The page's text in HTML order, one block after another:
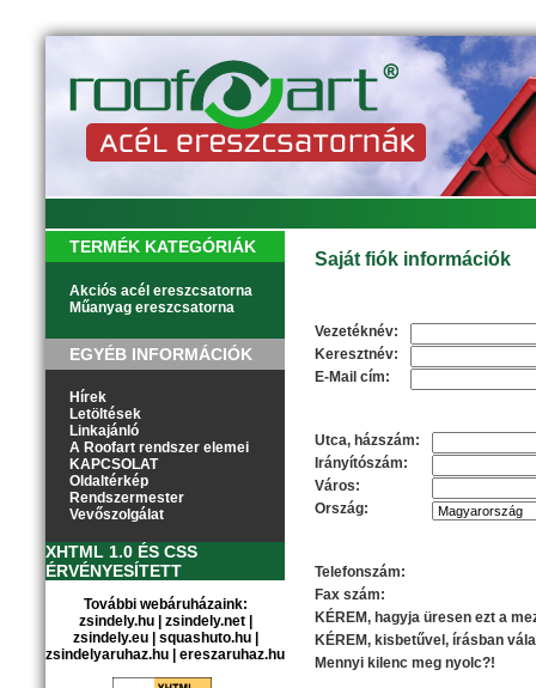
TERMÉK KATEGÓRIÁK
Akciós acél ereszcsatorna
Műanyag ereszcsatorna
EGYÉB INFORMÁCIÓK
Hírek
Letöltések
Linkajánló
A Roofart rendszer elemei
KAPCSOLAT
Oldaltérkép
Rendszermester
Vevőszolgálat
XHTML 1.0 ÉS CSS
ÉRVÉNYESÍTETT
További webáruházaink:
zsindely.hu| zsindely.net|
zsindely.eu| squashuto.hu|
zsindelyaruhaz.hu
ereszaruhaz.hu
Saját fiók információk
Vezetéknév:
Keresztnév:
E-Mail cím:
Utca, házszám:
Irányítószám:
Város:
Ország:
Telefonszám:
Fax szám:
KÉREM, hagyja üresen ezt a
KÉREM, kisbetűvel, írásban
Mennyi kilenc meg nyolc?!